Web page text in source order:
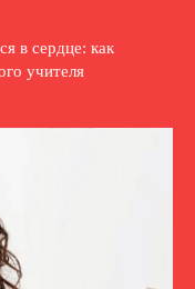
в сердце: как
учителя